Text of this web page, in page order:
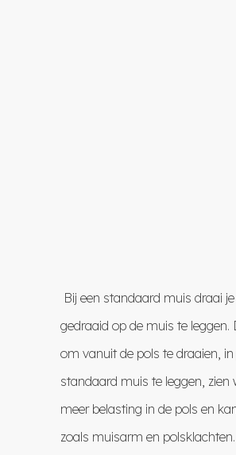
Bij een standaard muis draai
gedraaid op de muis te
om vanuit de pols te draaien,
standaard muis te leggen, zien
meer belasting in de pols en
zoals muisarm en